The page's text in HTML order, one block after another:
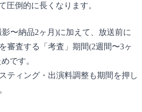
圧倒的に長くなります。
〜納品2ヶ月)に加えて、放送前に
審査する「考査」期間(2週間〜3ヶ
です。
ティング・出演料調整も期間を押し